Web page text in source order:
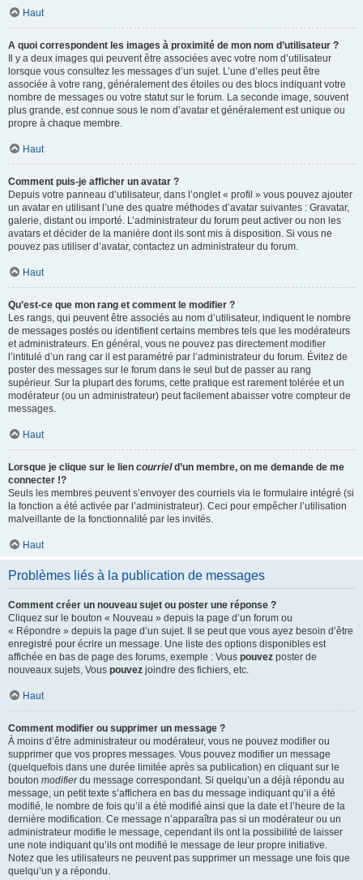
Haut
A quoi correspondent les images à proximité de mon nom d’utilisateur ?
Il y a deux images qui peuvent être associées avec votre nom d’utilisateur
lorsque vous consultez les messages d’un sujet. L’une d’elles peut être
associée à votre rang, généralement des étoiles ou des blocs indiquant votre
nombre de messages ou votre statut sur le forum. La seconde image, souvent
plus grande, est connue sous le nom d’avatar et généralement est unique ou
propre à chaque membre.
Haut
Comment puis-je afficher un avatar ?
Depuis votre panneau d’utilisateur, dans l’onglet « profil » vous pouvez ajouter
un avatar en utilisant l’une des quatre méthodes d’avatar suivantes : Gravatar,
galerie, distant ou importé. L’administrateur du forum peut activer ou non les
avatars et décider de la manière dont ils sont mis à disposition. Si vous ne
pouvez pas utiliser d’avatar, contactez un administrateur du forum.
Haut
Qu’est-ce que mon rang et comment le modifier ?
Les rangs, qui peuvent être associés au nom d’utilisateur, indiquent le nombre
de messages postés ou identifient certains membres tels que les modérateurs
et administrateurs. En général, vous ne pouvez pas directement modifier
l’intitulé d’un rang car il est paramétré par l’administrateur du forum. Évitez de
poster des messages sur le forum dans le seul but de passer au rang
supérieur. Sur la plupart des forums, cette pratique est rarement tolérée et un
modérateur (ou un administrateur) peut facilement abaisser votre compteur de
messages.
Haut
Lorsque je clique sur le lien courrield’un membre, on me demande de me
connecter !?
Seuls les membres peuvent s’envoyer des courriels via le formulaire intégré (si
la fonction a été activée par l’administrateur). Ceci pour empêcher l’utilisation
malveillante de la fonctionnalité par les invités.
Haut
Problèmes liés à la publication de messages
Comment créer un nouveau sujet ou poster une réponse ?
Cliquez sur le bouton « Nouveau » depuis la page d’un forum ou
« Répondre » depuis la page d’un sujet. Il se peut que vous ayez besoin d’être
enregistré pour écrire un message. Une liste des options disponibles est
affichée en bas de page des forums, exemple : Vous pouvez poster de
nouveaux sujets, Vous pouvez joindre des fichiers, etc.
Haut
Comment modifier ou supprimer un message ?
À moins d’être administrateur ou modérateur, vous ne pouvez modifier ou
supprimer que vos propres messages. Vous pouvez modifier un message
(quelquefois dans une durée limitée après sa publication) en cliquant sur le
bouton modifierdu message correspondant. Si quelqu’un a déjà répondu au
message, un petit texte s’affichera en bas du message indiquant qu’il a été
modifié, le nombre de fois qu’il a été modifié ainsi que la date et l’heure de la
dernière modification. Ce message n’apparaîtra pas si un modérateur ou un
administrateur modifie le message, cependant ils ont la possibilité de laisser
une note indiquant qu’ils ont modifié le message de leur propre initiative.
Notez que les utilisateurs ne peuvent pas supprimer un message une fois que
quelqu’un y a répondu.